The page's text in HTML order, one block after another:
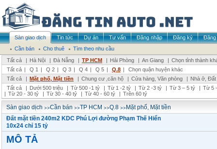
Sàn giao dịch Tin tức Dự án Tư vấn Đăng nhập Đăng ký
Đăng
Cần bán
Cho thuê
Tìm theo nhu cầu
Tất cả
| Hà Nội | Đà Nẵng | TP HCM | Hải Phòng | An Giang | Chọn tỉnh thành
Tất cả | Q 1 | Q 2 | Q 3 | Q 4 | Q 5 | Q.8 |
Chọn quận huyện khác
Tất cả
| Mặt phố, Mặt tiền | Chung cư ,căn hộ | Cửa hàng, Văn phòng | Nhà ở,
Tất cả
| Dưới 500 triệu | Từ 500 -1 tỷ | Từ 1 -2 tỷ | Từ 2 -3 tỷ | Từ 3 – 5 tỷ | Từ 5
| Từ 20 - 30 tỷ | Từ 30 - 40 tỷ | Từ 40 - 60 tỷ | Trên 60 tỷ
Sàn giao dịch >>Cần bán >>TP HCM >>Q.8 >>Mặt phố, Mặt tiền
Đất mặt tiền 240m2 KDC Phú Lợi đường Phạm Thế Hiển
10x24 chỉ 15 tỷ
MÔ TẢ